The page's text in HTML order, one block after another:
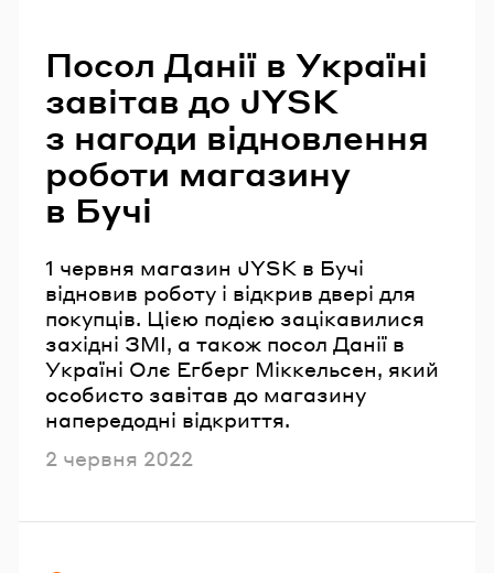
Посол Данії в Україні
завітав до JYSK
з нагоди відновлення
роботи магазину
в Бучі
1 червня магазин JYSK в Бучі
відновив роботу і відкрив двері для
покупців. Цією подією зацікавилися
західні ЗМІ, а також посол Данії в
Україні Олє Егберг Міккельсен, який
особисто завітав до магазину
напередодні відкриття.
Опубліковано
2 червня 2022